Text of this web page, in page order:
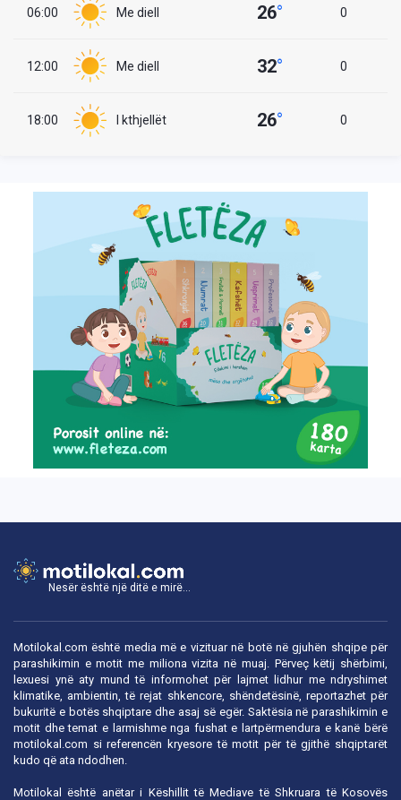
06:00 Me diell 26° 0
12:00 Me diell 32° 0
18:00 I kthjellët 26° 0
Nesër është një ditë e mirë...
Motilokal.com është media më e vizituar në botë në gjuhën shqipe për
parashikimin e motit me miliona vizita në muaj. Përveç këtij shërbimi,
lexuesi ynë aty mund të informohet për lajmet lidhur me ndryshimet
klimatike, ambientin, të rejat shkencore, shëndetësinë, reportazhet për
bukuritë e botës shqiptare dhe asaj së egër. Saktësia në parashikimin e
motit dhe temat e larmishme nga fushat e lartpërmendura e kanë bërë
motilokal.com si referencën kryesore të motit për të gjithë shqiptarët
kudo që ata ndodhen.
Motilokal është anëtar i Këshillit të Mediave të Shkruara të Kosovës